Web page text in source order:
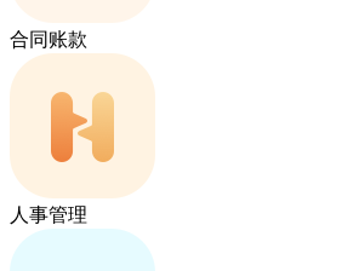
合同账款
人事管理